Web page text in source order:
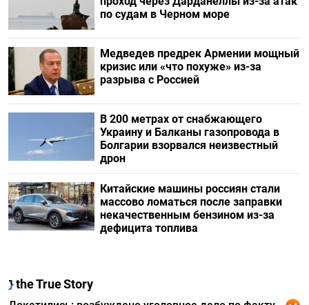
по судам в Черном море
Медведев предрек Армении мощный
кризис или «что похуже» из-за
разрыва с Россией
В 200 метрах от снабжающего
Украину и Балканы газопровода в
Болгарии взорвался неизвестный
дрон
Китайские машины россиян стали
массово ломаться после заправки
некачественным бензином из-за
дефицита топлива